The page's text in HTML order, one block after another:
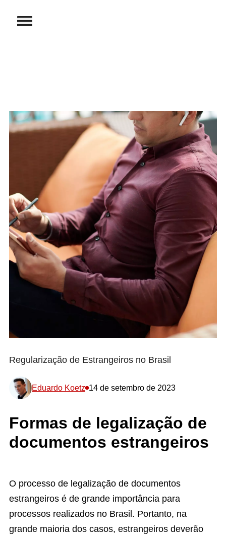
Regularização de Estrangeiros no Brasil
Eduardo Koetz 14 de setembro de 2023
Formas de legalização de
documentos estrangeiros
O processo de legalização de documentos
estrangeiros é de grande importância para
processos realizados no Brasil. Portanto, na
grande maioria dos casos, estrangeiros deverão